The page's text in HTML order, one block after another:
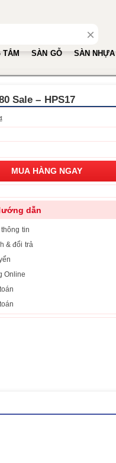
×
TẮM SÀN GỖ SÀN NHỰA
Sale – HPS17
dẫn
tin
& đổi trả
Online